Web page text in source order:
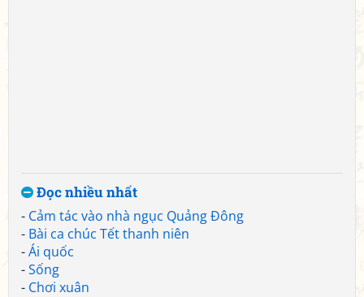
Đọc nhiều nhất
- Cảm tác vào nhà ngục Quảng Đông
- Bài ca chúc Tết thanh niên
-Ái quốc
-Sống
- Chơi xuân